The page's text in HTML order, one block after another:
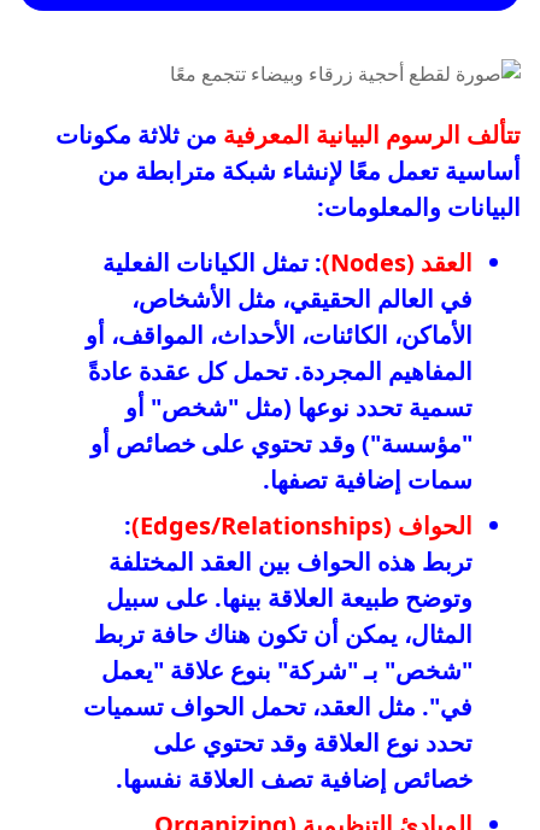
تتألف الرسوم البيانية المعرفية من ثلاثة مكونات
أساسية تعمل معًا لإنشاء شبكة مترابطة من
البيانات والمعلومات:
العقد (Nodes)
: تمثل الكيانات الفعلية
في العالم الحقيقي، مثل الأشخاص،
الأماكن، الكائنات، الأحداث، المواقف، أو
المفاهيم المجردة. تحمل كل عقدة عادةً
تسمية تحدد نوعها (مثل "شخص" أو
"مؤسسة") وقد تحتوي على خصائص أو
سمات إضافية تصفها.
الحواف (Edges/Relationships)
:
تربط هذه الحواف بين العقد المختلفة
وتوضح طبيعة العلاقة بينها. على سبيل
المثال، يمكن أن تكون هناك حافة تربط
"شخص" بـ "شركة" بنوع علاقة "يعمل
في". مثل العقد، تحمل الحواف تسميات
تحدد نوع العلاقة وقد تحتوي على
خصائص إضافية تصف العلاقة نفسها.